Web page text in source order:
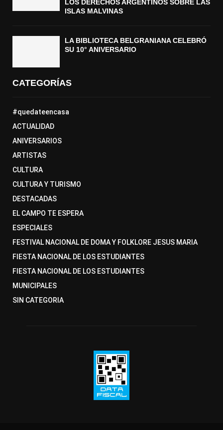
LOS DERECHOS ARGENTINOS SOBRE LAS
ISLAS MALVINAS
LA BIBLIOTECA BELGRANIANA CELEBRÓ
SU 10° ANIVERSARIO
CATEGORÍAS
#quedateencasa
ACTUALIDAD
ANIVERSARIOS
ARTISTAS
CULTURA
CULTURA Y TURISMO
DESTACADAS
EL CAMPO TE ESPERA
ESPECIALES
FESTIVAL NACIONAL DE DOMA Y FOLKLORE JESUS MARIA
FIESTA NACIONAL DE LOS ESTUDIANTES
FIESTA NACIONAL DE LOS ESTUDIANTES
MUNICIPALES
SIN CATEGORIA